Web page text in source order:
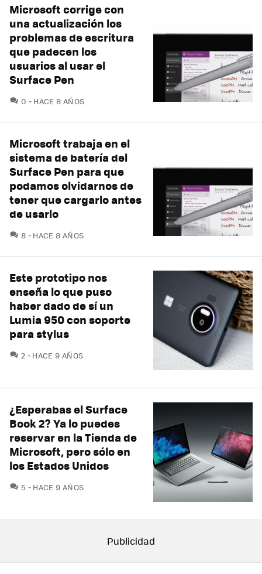
Microsoft corrige con
una actualización los
problemas de escritura
que padecen los
usuarios al usar el
Surface Pen
0 COMENTARIOS
HACE 8 AÑOS
Microsoft trabaja en el
sistema de batería del
Surface Pen para que
podamos olvidarnos de
tener que cargarlo antes
de usarlo
8 COMENTARIOS
HACE 8 AÑOS
Este prototipo nos
enseña lo que puso
haber dado de sí un
Lumia 950 con soporte
para stylus
2 COMENTARIOS
HACE 9 AÑOS
¿Esperabas el Surface
Book 2? Ya lo puedes
reservar en la Tienda de
Microsoft, pero sólo en
los Estados Unidos
5 COMENTARIOS
HACE 9 AÑOS